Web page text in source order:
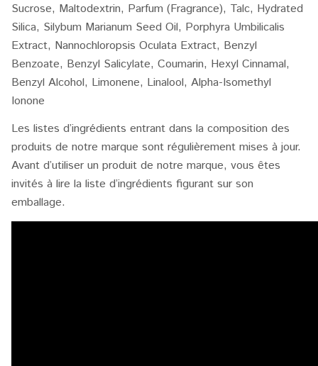
Sucrose, Maltodextrin, Parfum (Fragrance), Talc, Hydrated
Silica, Silybum Marianum Seed Oil, Porphyra Umbilicalis
Extract, Nannochloropsis Oculata Extract, Benzyl
Benzoate, Benzyl Salicylate, Coumarin, Hexyl Cinnamal,
Benzyl Alcohol, Limonene, Linalool, Alpha-Isomethyl
Ionone
Les listes d’ingrédients entrant dans la composition des
produits de notre marque sont régulièrement mises à jour.
Avant d’utiliser un produit de notre marque, vous êtes
invités à lire la liste d’ingrédients figurant sur son
emballage.